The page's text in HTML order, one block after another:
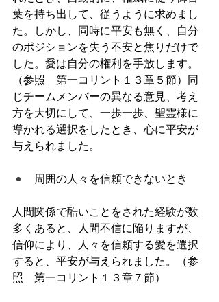
葉を持ち出して、従うように求めまし
た。しかし、同時に平安も無く、自分
のポジションを失う不安と焦りだけで
した。愛は自分の権利を手放します。
（参照　第一コリント１３章５節）同
じチームメンバーの異なる意見、考え
方を大切にして、一歩一歩、聖霊様に
導かれる選択をしたとき、心に平安が
与えられました。
周囲の人々を信頼できないとき
人間関係で酷いことをされた経験が数
多くあると、人間不信に陥りますが、
信仰により、人々を信頼する愛を選択
すると、平安が与えられました。（参
照　第一コリント１３章７節）